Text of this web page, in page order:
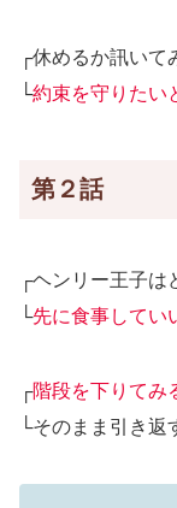
┌休めるか訊いて
└約束を守りた
第２話
┌ヘンリー王子は
└先に食事して
┌階段を下りて
└そのまま引き返